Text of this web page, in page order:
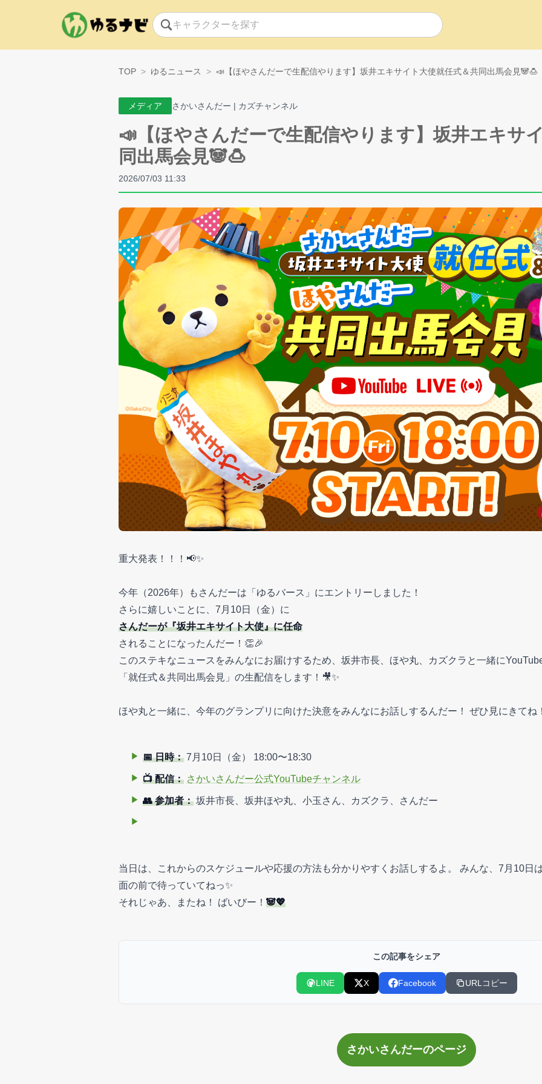
TOP ゆるニュース 📣【ほやさんだーで生配信やります】坂井エキサイト大使就任式＆共同出馬会見🐼🍮
メディア さかいさんだー | カズチャンネル
📣【ほやさんだーで生配信やります】坂井エキサ
同出馬会見🐼🍮
2026/07/03 11:33
重大発表！！！📢✨
今年（2026年）もさんだーは「ゆるバース」にエントリーしました！
さらに嬉しいことに、7月10日（金）に
さんだーが『坂井エキサイト大使』に任命
されることになったんだー！👏🎉
このステキなニュースをみんなにお届けするため、坂井市長、ほや丸、カズクラと一緒に
「就任式＆共同出馬会見」の生配信をします！🎥✨
ほや丸と一緒に、今年のグランプリに向けた決意をみんなにお話しするんだー！ ぜひ見にきてね
📅 日時： 7月10日（金） 18:00〜18:30
📺 配信： さかいさんだー公式YouTubeチャンネル
👥 参加者： 坂井市長、坂井ほや丸、小玉さん、カズクラ、さんだー
当日は、これからのスケジュールや応援の方法も分かりやすくお話しするよ。 みんな、7月10日
面の前で待っていてねっ✨
それじゃあ、またね！ ばいびー！ 🐼💖
この記事をシェア
LINE X Facebook URLコピー
さかいさんだーのページ